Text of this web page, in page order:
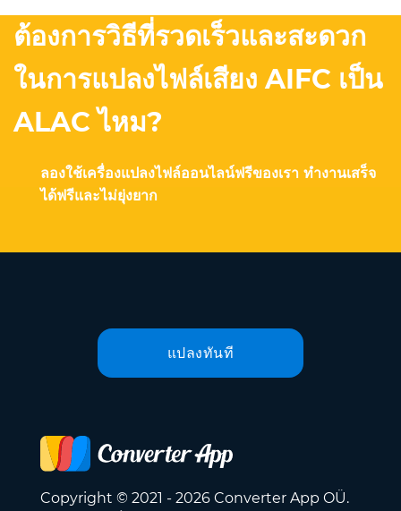
ต้องการวิธีที่รวดเร็วและสะดวก
ในการแปลงไฟล์เสียง AIFC เป็น
ALAC ไหม?
ลองใช้เครื่องแปลงไฟล์ออนไลน์ฟรีของเรา ทำงานเสร็จ
ได้ฟรีและไม่ยุ่งยาก
แปลงทันที
Copyright © 2021 - 2026 Converter App OÜ.